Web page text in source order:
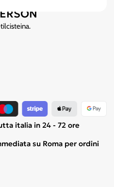
italia in 24 - 72 ore
su Roma per ordini